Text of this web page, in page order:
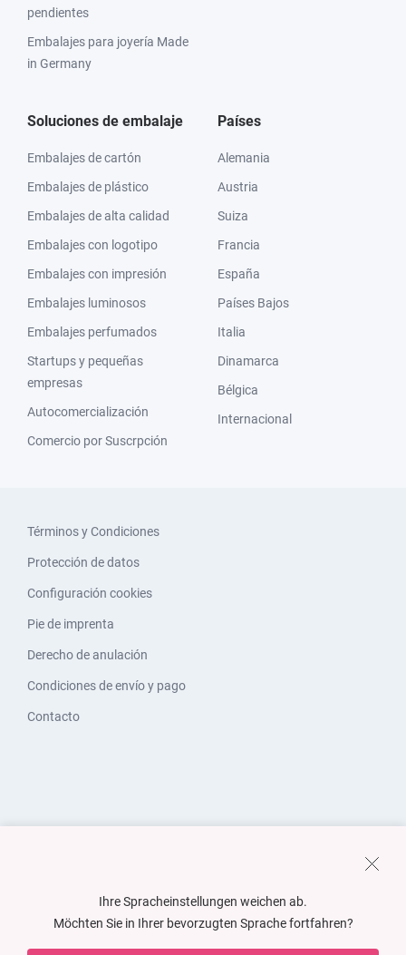
pendientes
Embalajes para joyería Made
in Germany
Soluciones de embalaje
Embalajes de cartón
Embalajes de plástico
Embalajes de alta calidad
Embalajes con logotipo
Embalajes con impresión
Embalajes luminosos
Embalajes perfumados
Startups y pequeñas
empresas
Autocomercialización
Comercio por Suscrpción
Países
Alemania
Austria
Suiza
Francia
España
Países Bajos
Italia
Dinamarca
Bélgica
Internacional
Términos y Condiciones
Protección de datos
Configuración cookies
Pie de imprenta
Derecho de anulación
Condiciones de envío y pago
Contacto
Ihre Spracheinstellungen weichen ab.
Möchten Sie in Ihrer bevorzugten Sprache fortfahren?